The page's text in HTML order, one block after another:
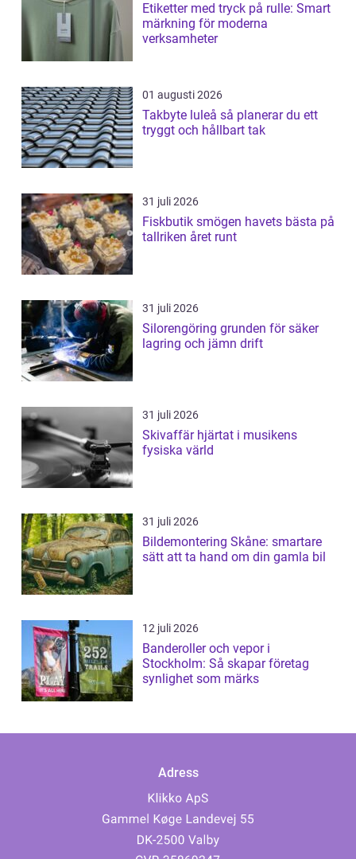
Etiketter med tryck på rulle: Smart
märkning för moderna
verksamheter
01 augusti 2026
Takbyte luleå så planerar du ett
tryggt och hållbart tak
31 juli 2026
Fiskbutik smögen havets bästa på
tallriken året runt
31 juli 2026
Silorengöring grunden för säker
lagring och jämn drift
31 juli 2026
Skivaffär hjärtat i musikens
fysiska värld
31 juli 2026
Bildemontering Skåne: smartare
sätt att ta hand om din gamla bil
12 juli 2026
Banderoller och vepor i
Stockholm: Så skapar företag
synlighet som märks
Adress